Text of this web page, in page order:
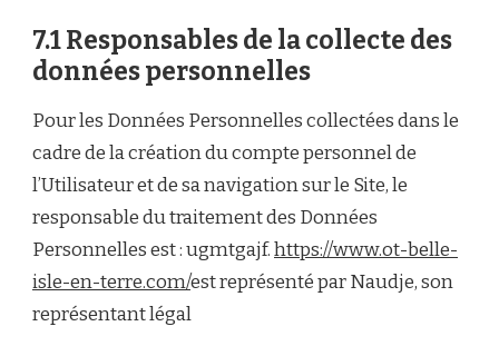
7.1 Responsables de la collecte des
données personnelles
Pour les Données Personnelles collectées dans le
cadre de la création du compte personnel de
l’Utilisateur et de sa navigation sur le Site, le
responsable du traitement des Données
Personnelles est : ugmtgajf.https://www.ot-belle-
isle-en-terre.com/est représenté par Naudje, son
représentant légal